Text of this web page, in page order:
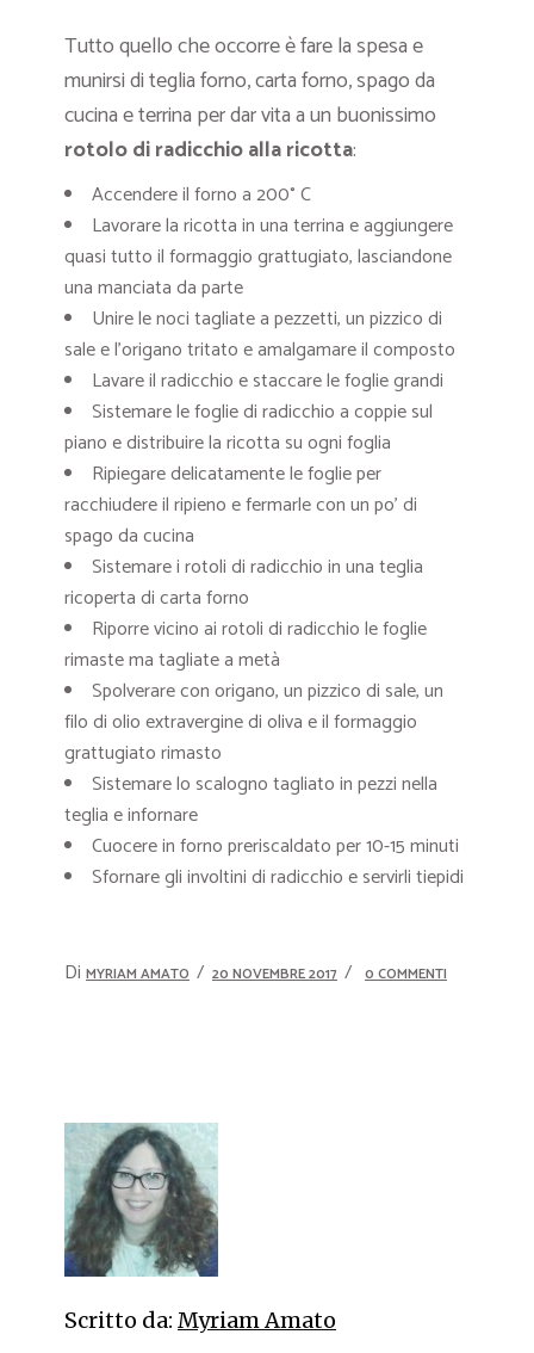
Tutto quello che occorre è fare la spesa e
munirsi di teglia forno, carta forno, spago da
cucina e terrina per dar vita a un buonissimo
rotolo di radicchio alla ricotta:
Accendere il forno a 200° C
Lavorare la ricotta in una terrina e aggiungere
quasi tutto il formaggio grattugiato, lasciandone
una manciata da parte
Unire le noci tagliate a pezzetti, un pizzico di
sale e l’origano tritato e amalgamare il composto
Lavare il radicchio e staccare le foglie grandi
Sistemare le foglie di radicchio a coppie sul
piano e distribuire la ricotta su ogni foglia
Ripiegare delicatamente le foglie per
racchiudere il ripieno e fermarle con un po’ di
spago da cucina
Sistemare i rotoli di radicchio in una teglia
ricoperta di carta forno
Riporre vicino ai rotoli di radicchio le foglie
rimaste ma tagliate a metà
Spolverare con origano, un pizzico di sale, un
filo di olio extravergine di oliva e il formaggio
grattugiato rimasto
Sistemare lo scalogno tagliato in pezzi nella
teglia e infornare
Cuocere in forno preriscaldato per 10-15 minuti
Sfornare gli involtini di radicchio e servirli tiepidi
Di MYRIAM AMATO 20 NOVEMBRE 2017 0 COMMENTI
Scritto da: Myriam Amato